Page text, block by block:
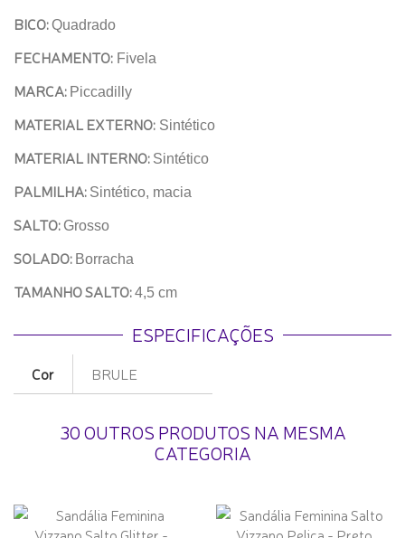
BICO:Quadrado
FECHAMENTO: Fivela
MARCA: Piccadilly
MATERIAL EXTERNO: Sintético
MATERIAL INTERNO: Sintético
PALMILHA: Sintético, macia
SALTO: Grosso
SOLADO: Borracha
TAMANHO SALTO:4,5 cm
ESPECIFICAÇÕES
Cor BRULE
30 OUTROS PRODUTOS NA MESMA
CATEGORIA